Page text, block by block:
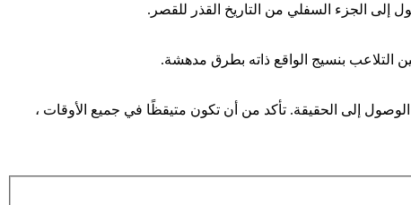
إلى الجزء السفلي من التاريخ القذر للقصر.
التلاعب بنسيج الواقع ذاته بطرق مدهشة.
إلى الحقيقة. تأكد من أن تكون متيقظًا في جميع الأوقات ،